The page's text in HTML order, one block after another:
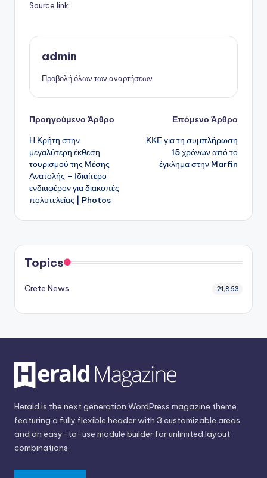
Source link
admin
Προβολή όλων των αναρτήσεων
Πλοήγηση
δημοσιεύσεων
Προηγούμενο Άρθρο
Η Κρήτη στην
μεγαλύτερη έκθεση
τουρισμού της Μέσης
Ανατολής – Ιδιαίτερο
ενδιαφέρον για διακοπές
πολυτελείας | Photos
Επόμενο Άρθρο
ΚΚΕ για τη συμπλήρωση
15 χρόνων από το
έγκλημα στην Marfin
Topics
Crete News 21,863
Herald is the next generation WordPress magazine theme,
featuring a fully flexible header with 3 customizable areas
and an easy-to-use module builder for unlimited layout
combinations